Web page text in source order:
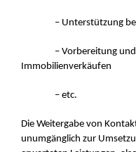
– Unterstützung bei
– Vorbereitung und
Immobilienverkäufen
– etc.
Die Weitergabe von
unumgänglich zur